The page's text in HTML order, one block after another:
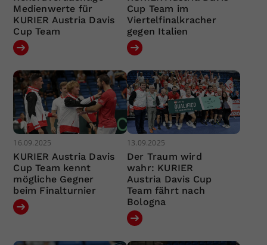
Medienwerte für
KURIER Austria Davis
Cup Team
Cup Team im
Viertelfinalkracher
gegen Italien
16.09.2025
KURIER Austria Davis
Cup Team kennt
mögliche Gegner
beim Finalturnier
13.09.2025
Der Traum wird
wahr: KURIER
Austria Davis Cup
Team fährt nach
Bologna